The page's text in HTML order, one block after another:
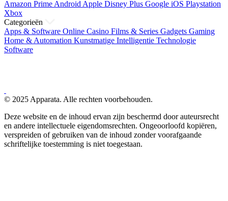
Amazon Prime Android Apple Disney Plus Google iOS Playstation
Xbox
Categorieën
Apps & Software Online Casino Films & Series Gadgets Gaming
Home & Automation Kunstmatige Intelligentie Technologie
Software
© 2025 Apparata. Alle rechten voorbehouden.
Deze website en de inhoud ervan zijn beschermd door auteursrecht
en andere intellectuele eigendomsrechten. Ongeoorloofd kopiëren,
verspreiden of gebruiken van de inhoud zonder voorafgaande
schriftelijke toestemming is niet toegestaan.